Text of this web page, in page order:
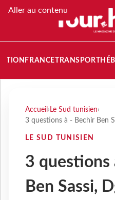
Aller au contenu
FRANCETRANSPORT
Accueil › Le Sud tunisien›
3 questions à - Bechir Ben
LE SUD TUNISIEN
3 questions
Ben Sassi,